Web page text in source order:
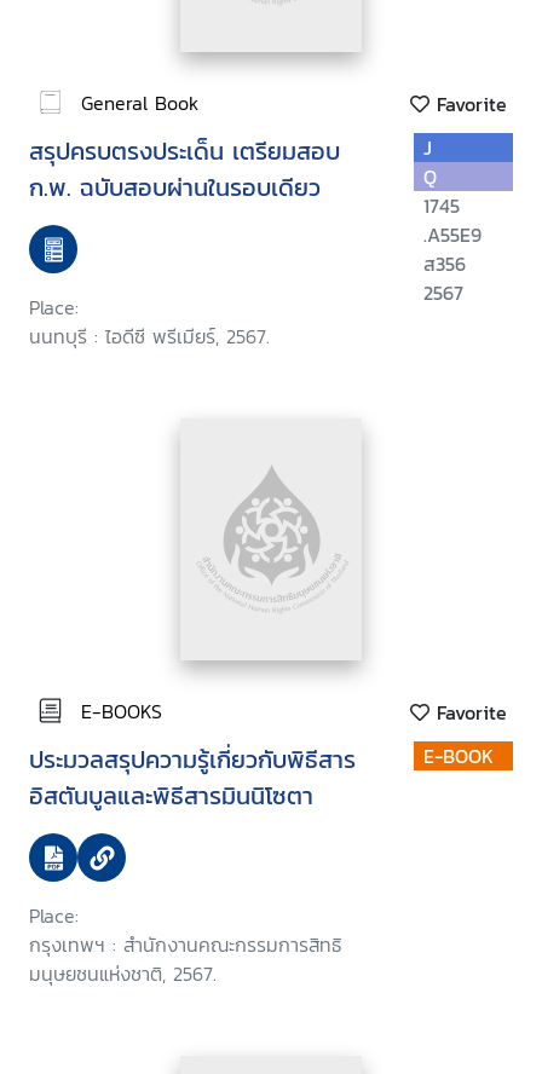
General Book Favorite
สรุปครบตรงประเด็น เตรียมสอบ
ก.พ. ฉบับสอบผ่านในรอบเดียว
Place:
นนทบุรี : ไอดีซี พรีเมียร์, 2567.
J
Q
1745
.A55E9
ส356
2567
E-BOOKS Favorite
ประมวลสรุปความรู้เกี่ยวกับพิธีสาร
อิสตันบูลและพิธีสารมินนิโซตา
Place:
กรุงเทพฯ : สำนักงานคณะกรรมการสิทธิ
มนุษยชนแห่งชาติ, 2567.
E-BOOK